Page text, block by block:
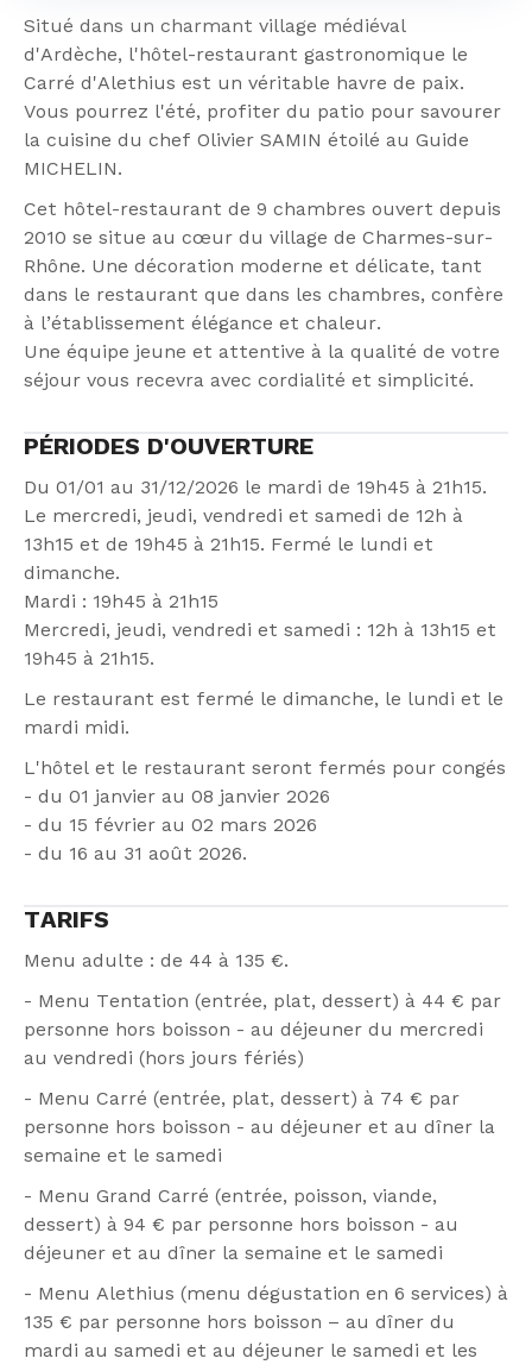
Situé dans un charmant village médiéval
d'Ardèche, l'hôtel-restaurant gastronomique le
Carré d'Alethius est un véritable havre de paix.
Vous pourrez l'été, profiter du patio pour savourer
la cuisine du chef Olivier SAMIN étoilé au Guide
MICHELIN.
Cet hôtel-restaurant de 9 chambres ouvert depuis
2010 se situe au cœur du village de Charmes-sur-
Rhône. Une décoration moderne et délicate, tant
dans le restaurant que dans les chambres, confère
à l’établissement élégance et chaleur.
Une équipe jeune et attentive à la qualité de votre
séjour vous recevra avec cordialité et simplicité.
PÉRIODES D'OUVERTURE
Du 01/01 au 31/12/2026 le mardi de 19h45 à 21h15.
Le mercredi, jeudi, vendredi et samedi de 12h à
13h15 et de 19h45 à 21h15. Fermé le lundi et
dimanche.
Mardi : 19h45 à 21h15
Mercredi, jeudi, vendredi et samedi : 12h à 13h15 et
19h45 à 21h15.
Le restaurant est fermé le dimanche, le lundi et le
mardi midi.
L'hôtel et le restaurant seront fermés pour congés
- du 01 janvier au 08 janvier 2026
- du 15 février au 02 mars 2026
- du 16 au 31 août 2026.
TARIFS
Menu adulte : de 44 à 135 €.
- Menu Tentation (entrée, plat, dessert) à 44 € par
personne hors boisson - au déjeuner du mercredi
au vendredi (hors jours fériés)
- Menu Carré (entrée, plat, dessert) à 74 € par
personne hors boisson - au déjeuner et au dîner la
semaine et le samedi
- Menu Grand Carré (entrée, poisson, viande,
dessert) à 94 € par personne hors boisson - au
déjeuner et au dîner la semaine et le samedi
- Menu Alethius (menu dégustation en 6 services) à
135 € par personne hors boisson – au dîner du
mardi au samedi et au déjeuner le samedi et les